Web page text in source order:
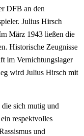
DFB an den
Julius Hirsch
März 1943 ließen die
Historische Zeugnisse
im Vernichtungslager
wird Julius Hirsch mit
sich mutig und
respektvolles
und